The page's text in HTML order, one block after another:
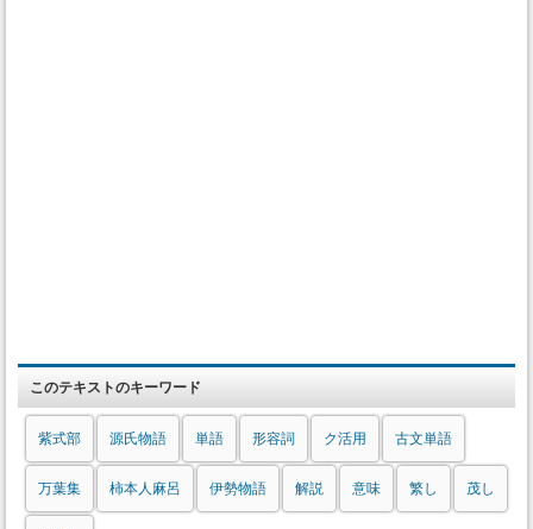
このテキストのキーワード
紫式部 源氏物語 単語 形容詞 ク活用 古文単語
万葉集 柿本人麻呂 伊勢物語 解説 意味 繁し 茂し